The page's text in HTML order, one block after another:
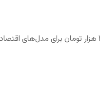
از حدود ۴۰۰ هزار تومان برای